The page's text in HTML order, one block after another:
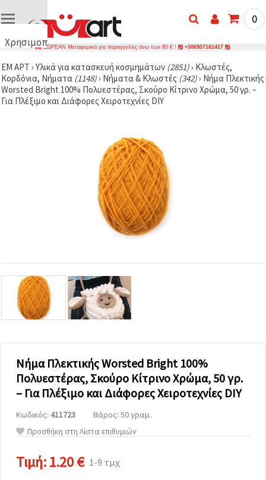
Χρησιμοποιούμε
🍪
Χρησιμοποιούμε
cookies και
παρόμοιες
τεχνολογίες
την
και να
προβάλλουμε
πιο σχετικό
περιεχόμενο
και
τη βοήθεια
συνεργατών
μας για
αναλύσεις
μάρκετινγκ.
Μπορείτε
χρησιμοποιήσετε
0
ΔΩΡΕΑΝ Μεταφορικά για παραγγελίες άνω των 80 € ! +306907161417
ΕΜ ΑΡΤ › Υλικά για κατασκευή κοσμημάτων (2851)› Κλωστές,
Κορδόνια, Νήματα (1148)› Νήματα & Κλωστές (342)› Νήμα Πλεκτικής
Worsted Bright 100% Πολυεστέρας, Σκούρο Κίτρινο Χρώμα, 50 γρ. –
Για Πλέξιμο και Διάφορες Χειροτεχνίες DIY
Νήμα Πλεκτικής Worsted Bright 100%
Πολυεστέρας, Σκούρο Κίτρινο Χρώμα, 50 γρ.
– Για Πλέξιμο και Διάφορες Χειροτεχνίες DIY
Κωδικός: 411723
Βάρος: 50 γραμ..
Προσθήκη στη Λίστα επιθυμιών
Τιμή:1.20 € 1-9 τμχ